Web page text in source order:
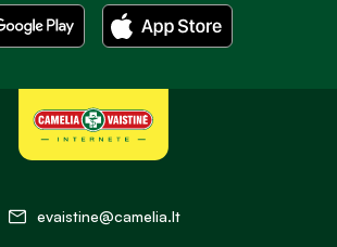
evaistine@camelia.lt